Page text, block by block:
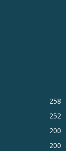
258
252
200
200